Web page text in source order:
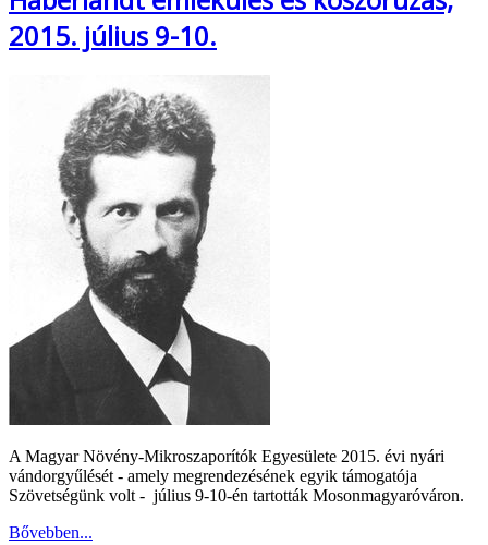
2015. július 9-10.
A Magyar Növény-Mikroszaporítók Egyesülete 2015. évi nyári
vándorgyűlését - amely megrendezésének egyik támogatója
Szövetségünk volt - július 9-10-én tartották Mosonmagyaróváron.
Bővebben...